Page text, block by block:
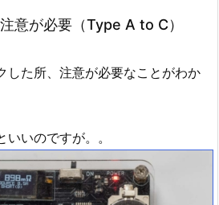
意が必要（Type A to C）
した所、注意が必要なことがわか
いのですが。。